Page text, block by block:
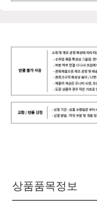
상품품목정보